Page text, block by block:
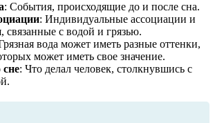
: События, происходящие до и после сна.
: Индивидуальные ассоциации и
связанные с водой и грязью.
вода может иметь разные оттенки,
может иметь свое значение.
сне: Что делал человек, столкнувшись с